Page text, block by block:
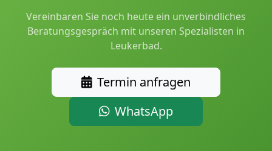
Vereinbaren Sie noch heute ein unverbindliches
Beratungsgespräch mit unseren Spezialisten in
Leukerbad.
Termin anfragen
WhatsApp